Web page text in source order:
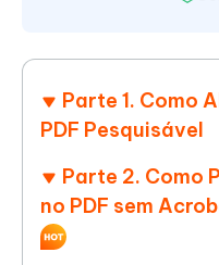
Parte 1. Como
PDF Pesquisável
Parte 2. Como
no PDF sem